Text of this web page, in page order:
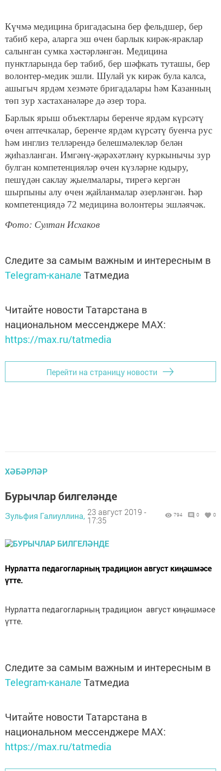
Күчмә медицина бригадасына бер фельдшер, бер
табиб керә, аларга эш өчен барлык кирәк-яраклар
салынган сумка хәстәрләнгән. Медицина
пунктларында бер табиб, бер шәфкать туташы, бер
волонтер-медик эшли. Шулай ук кирәк була калса,
ашыгыч ярдәм хезмәте бригадалары һәм Казанның
төп зур хастаханәләре дә әзер тора.
Барлык ярыш объектлары беренче ярдәм күрсәтү
өчен аптечкалар, беренче ярдәм күрсәтү буенча рус
һәм инглиз телләрендә белешмәлекләр белән
җиһазланган. Имгәнү-җәрәхәтләнү куркынычы зур
булган компетенцияләр өчен күзләрне юдыру,
пешүдән саклау җыелмалары, тирегә кергән
шырпыны алу өчен җайланмалар әзерләнгән. Һәр
компетенциядә 72 медицина волонтеры эшләячәк.
Фото: Султан Исхаков
Следите за самым важным и интересным в
Telegram-канале Татмедиа
Читайте новости Татарстана в
национальном мессенджере MАХ:
https://max.ru/tatmedia
Перейти на страницу новости
ХӘБӘРЛӘР
Бурычлар билгеләнде
Зульфия Галиуллина, 23 август 2019 -
17:35
794 0 0
Нурлатта педагогларның традицион август киңәшмәсе
үтте.
Нурлатта педагогларның традицион август киңәшмәсе
үтте.
Следите за самым важным и интересным в
Telegram-канале Татмедиа
Читайте новости Татарстана в
национальном мессенджере MАХ:
https://max.ru/tatmedia